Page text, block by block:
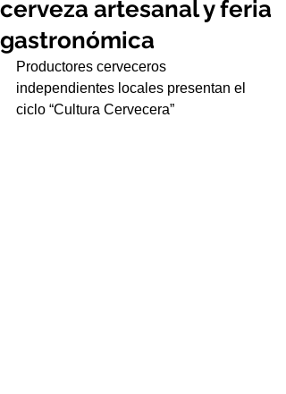
cerveza artesanal y feria
gastronómica
Productores cerveceros
independientes locales presentan el
ciclo “Cultura Cervecera”